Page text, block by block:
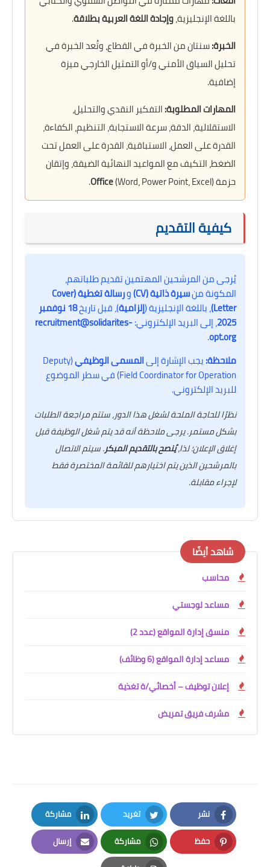
باللغة الإنجليزية،وإجادة اللغة العربية بطلاقة.
الخبرة:سنتان من الخبرة في القطاع، وتُعد الخبرة في
تحليل السياق الأمني و/أو التمثيل الخارجي ميزة
إضافية.
المهارات المطلوبة:التفكير النقدي والتحليل،
الاستقلالية، الدقة، سرعة الاستجابة، التنظيم، الكفاءة،
القدرة على العمل، الاستباقية، القدرة على العمل تحت
الضغط، التكيف مع المواعيد النهائية الضيقة، وإتقان
حزمة
Office(Word، Power Point، Excel).
كيفية التقديم
يُرجى من المرشحين المهتمين تقديم طلباتهم،
المكونة منسيرة ذاتية (CV) و
رسالة تغطية (Cover
Letter)، باللغة الإنجليزية (إلزامية)، قبل تاريخ
18 نوفمبر
2025، إلى البريد الإلكتروني:recruitment@solidarites-
opt.org
.
ملاحظة:يجب الإشارة إلىالمسمى الوظيفي (Deputy
Field Coordinator for Operation) في سطر الموضوع
للبريد الإلكتروني.
نظرًا للحاجة الملحة لشغل هذا الدور، ستتم مراجعة الطلبات
بشكل مستمر. يرجى ملاحظة أنه قد يتم شغل الوظيفة قبل
إغلاق الإعلان؛ لذا،يُنصح بالتقديم المبكر. سيتم الاتصال
بالمرشحين الذين يتم اختيارهم للقائمة المختصرة فقط
لإجراء مقابلة.
شاهد أيضًا
محاسب
مساعد لوجستي
منسق إدارة المواقع (عدد 2)
مساعد إدارة المواقع (6 وظائف)
إعلان توظيف – أخصائي/ة تغذية
مشرف فريق تمريض
نشر
Facebook
تغريد
Twitter
مشاركة
LinkedIn
حفظ
Pinterest
مشاركة
Whatsapp
إرسال
Email